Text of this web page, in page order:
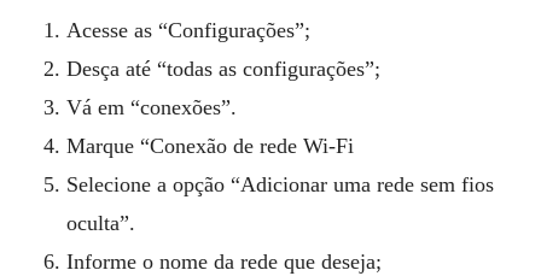
Acesse as “Configurações”;
Desça até “todas as configurações”;
Vá em “conexões”.
Marque “Conexão de rede Wi-Fi
Selecione a opção “Adicionar uma rede sem fios
oculta”.
Informe o nome da rede que deseja;